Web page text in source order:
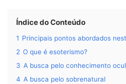
Índice do Conteúdo
1 Principais pontos abordados
2 O que é esoterismo?
3 A busca pelo conhecimento
4 A busca pelo sobrenatural